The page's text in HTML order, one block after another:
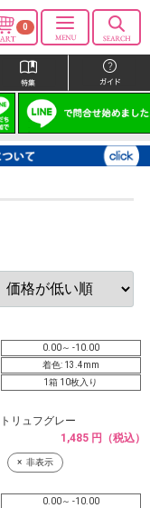
0
0.00～ -10.00
着色: 13.4mm
1箱 10枚入り
リュフグレー
1,485 円（税込）
非表示
0.00～ -10.00